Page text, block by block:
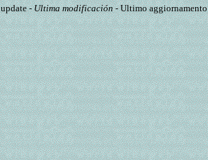
- Ultima modificación -Ultimo